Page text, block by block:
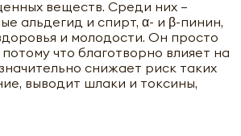
веществ. Среди них –
альдегид и спирт, α- и β-пинин,
и молодости. Он просто
что благотворно влияет на
снижает риск таких
выводит шлаки и токсины,